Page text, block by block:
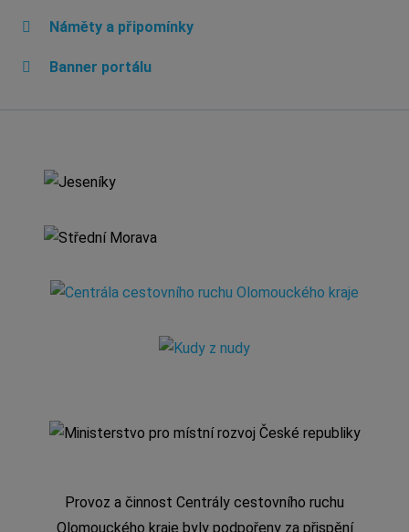
Náměty a připomínky
Banner portálu
Provoz a činnost Centrály cestovního ruchu
Olomouckého kraje byly podpořeny za přispění